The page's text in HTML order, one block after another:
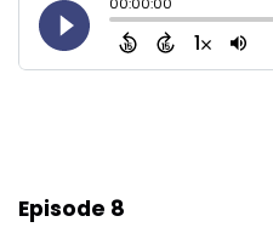
Episode 8